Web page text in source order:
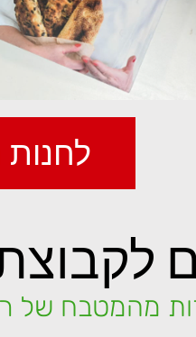
מהמטבח של